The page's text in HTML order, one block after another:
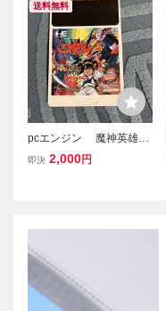
送料無料
pcエンジン 魔神英雄伝
ワタル HuCARD Huカー
即決 2,000円